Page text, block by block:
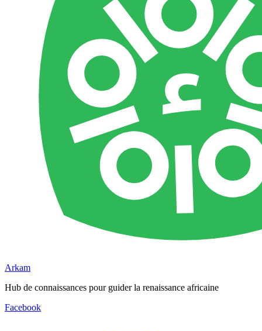
Arkam
Hub de connaissances pour guider la renaissance africaine
Facebook